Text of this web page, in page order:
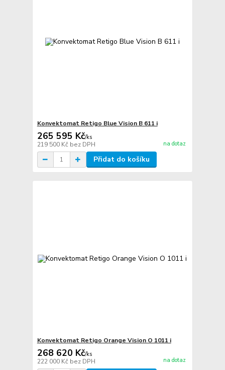
Konvektomat Retigo Blue Vision B 611 i
265 595 Kč/ks
219 500 Kč bez DPH na dotaz
Přidat do košíku
Konvektomat Retigo Orange Vision O 1011 i
268 620 Kč/ks
222 000 Kč bez DPH na dotaz